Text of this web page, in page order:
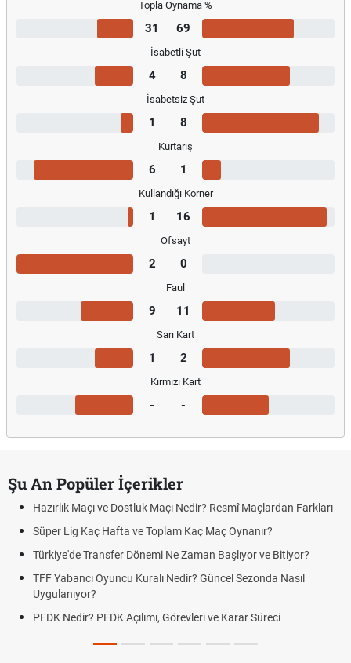
Topla Oynama %
31 69
İsabetli Şut
4 8
İsabetsiz Şut
1 8
Kurtarış
6 1
Kullandığı Korner
1 16
Ofsayt
2 0
Faul
9 11
Sarı Kart
1 2
Kırmızı Kart
- -
Şu An Popüler İçerikler
Hazırlık Maçı ve Dostluk Maçı Nedir? Resmî Maçlardan Farkları
Süper Lig Kaç Hafta ve Toplam Kaç Maç Oynanır?
Türkiye'de Transfer Dönemi Ne Zaman Başlıyor ve Bitiyor?
TFF Yabancı Oyuncu Kuralı Nedir? Güncel Sezonda Nasıl
Uygulanıyor?
PFDK Nedir? PFDK Açılımı, Görevleri ve Karar Süreci